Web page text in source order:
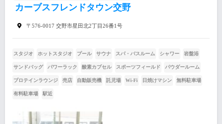
カーブスフレンドタウン交野
〒576-0017 交野市星田北2丁目26番1号
スタジオ ホットスタジオ プール サウナ スパ・バスルーム シャワー 岩盤浴
サンドバッグ パワーラック 酸素カプセル スポーツフィールド パウダールーム
プロテインラウンジ 売店 自動販売機 託児場 Wi-Fi 日焼けマシン 無料駐車場
有料駐車場 駅近